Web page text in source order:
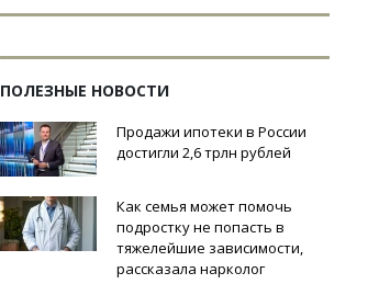
ПОЛЕЗНЫЕ НОВОСТИ
Продажи ипотеки в России
достигли 2,6 трлн рублей
Как семья может помочь
подростку не попасть в
тяжелейшие зависимости,
рассказала нарколог